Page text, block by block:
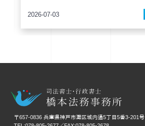
2026-07-03
〒657-0836 兵庫県神戸市灘区城内通5丁目5番3-201号